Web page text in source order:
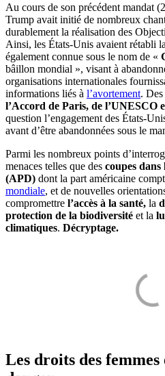
Au cours de son précédent mandat
Trump avait initié de nombreux
durablement la réalisation des
Ainsi, les États-Unis avaient rétabli
également connue sous le nom de «
bâillon mondial », visant à
organisations internationales
informations liés à l’avortement. Des
l’Accord de Paris, de l’UNESCO
question l’engagement des États-
avant d’être abandonnées sous le
Parmi les nombreux points
menaces telles que des coupes dans
(APD) dont la part américaine
mondiale, et de nouvelles
compromettre l’accès à la santé, la
protection de la biodiversité et la
climatiques. Décryptage.
Les droits des